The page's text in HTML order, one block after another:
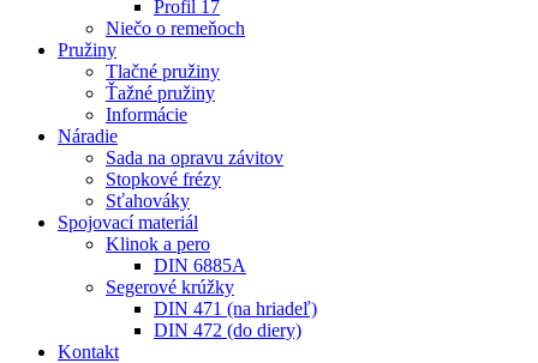
Profil 17
Niečo o remeňoch
Pružiny
Tlačné pružiny
Ťažné pružiny
Informácie
Náradie
Sada na opravu závitov
Stopkové frézy
Sťahováky
Spojovací materiál
Klinok a pero
DIN 6885A
Segerové krúžky
DIN 471 (na hriadeľ)
DIN 472 (do diery)
Kontakt